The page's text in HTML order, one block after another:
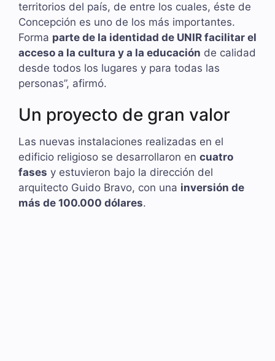
territorios del país, de entre los cuales, éste de
Concepción es uno de los más importantes.
Forma parte de la identidad de UNIR facilitar el
acceso a la cultura y a la educación de calidad
desde todos los lugares y para todas las
personas”, afirmó.
Un proyecto de gran valor
Las nuevas instalaciones realizadas en el
edificio religioso se desarrollaron en cuatro
fases y estuvieron bajo la dirección del
arquitecto Guido Bravo, con una inversión de
más de 100.000 dólares.